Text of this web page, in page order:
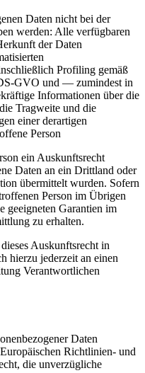
Daten nicht bei der
werden: Alle verfügbaren
der Daten
Profiling gemäß
GVO und — zumindest in
Informationen über die
Tragweite und die
einer derartigen
Person
ein Auskunftsrecht
Daten an ein Drittland oder
übermittelt wurden. Sofern
Person im Übrigen
geeigneten Garantien im
zu erhalten.
Auskunftsrecht in
hierzu jederzeit an einen
Verantwortlichen
Daten
Richtlinien- und
die unverzügliche